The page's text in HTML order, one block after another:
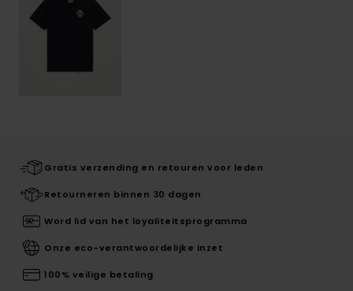
Gratis verzending en retouren voor leden
Retourneren binnen 30 dagen
Word lid van het loyaliteitsprogramma
Onze eco-verantwoordelijke inzet
100% veilige betaling